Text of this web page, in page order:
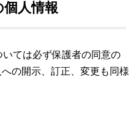
人情報
ては必ず保護者の同意の
の開示、訂正、変更も同様